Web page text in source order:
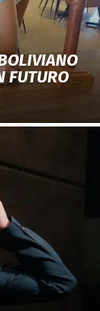
FUTURO